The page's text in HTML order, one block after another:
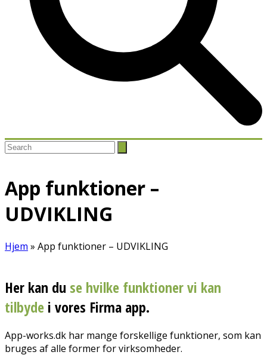
Search
App funktioner –
UDVIKLING
Hjem » App funktioner – UDVIKLING
Her kan du se hvilke funktioner vi kan
tilbyde i vores Firma app.
App-works.dk har mange forskellige funktioner, som kan
bruges af alle former for virksomheder.